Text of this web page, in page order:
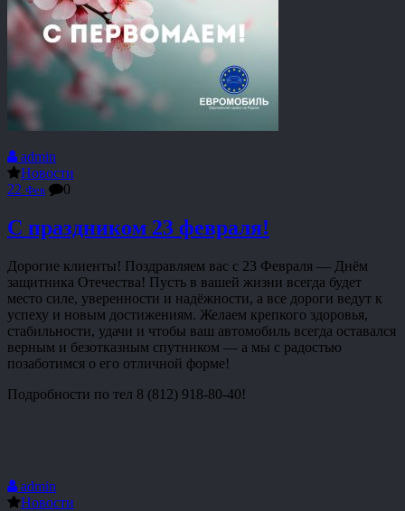
admin
Новости
22 Фев 0
С праздником 23 февраля!
Дорогие клиенты! Поздравляем вас с 23 Февраля — Днём
защитника Отечества! Пусть в вашей жизни всегда будет
место силе, уверенности и надёжности, а все дороги ведут к
успеху и новым достижениям. Желаем крепкого здоровья,
стабильности, удачи и чтобы ваш автомобиль всегда оставался
верным и безотказным спутником — а мы с радостью
позаботимся о его отличной форме!
Подробности по тел 8 (812) 918-80-40!
admin
Новости